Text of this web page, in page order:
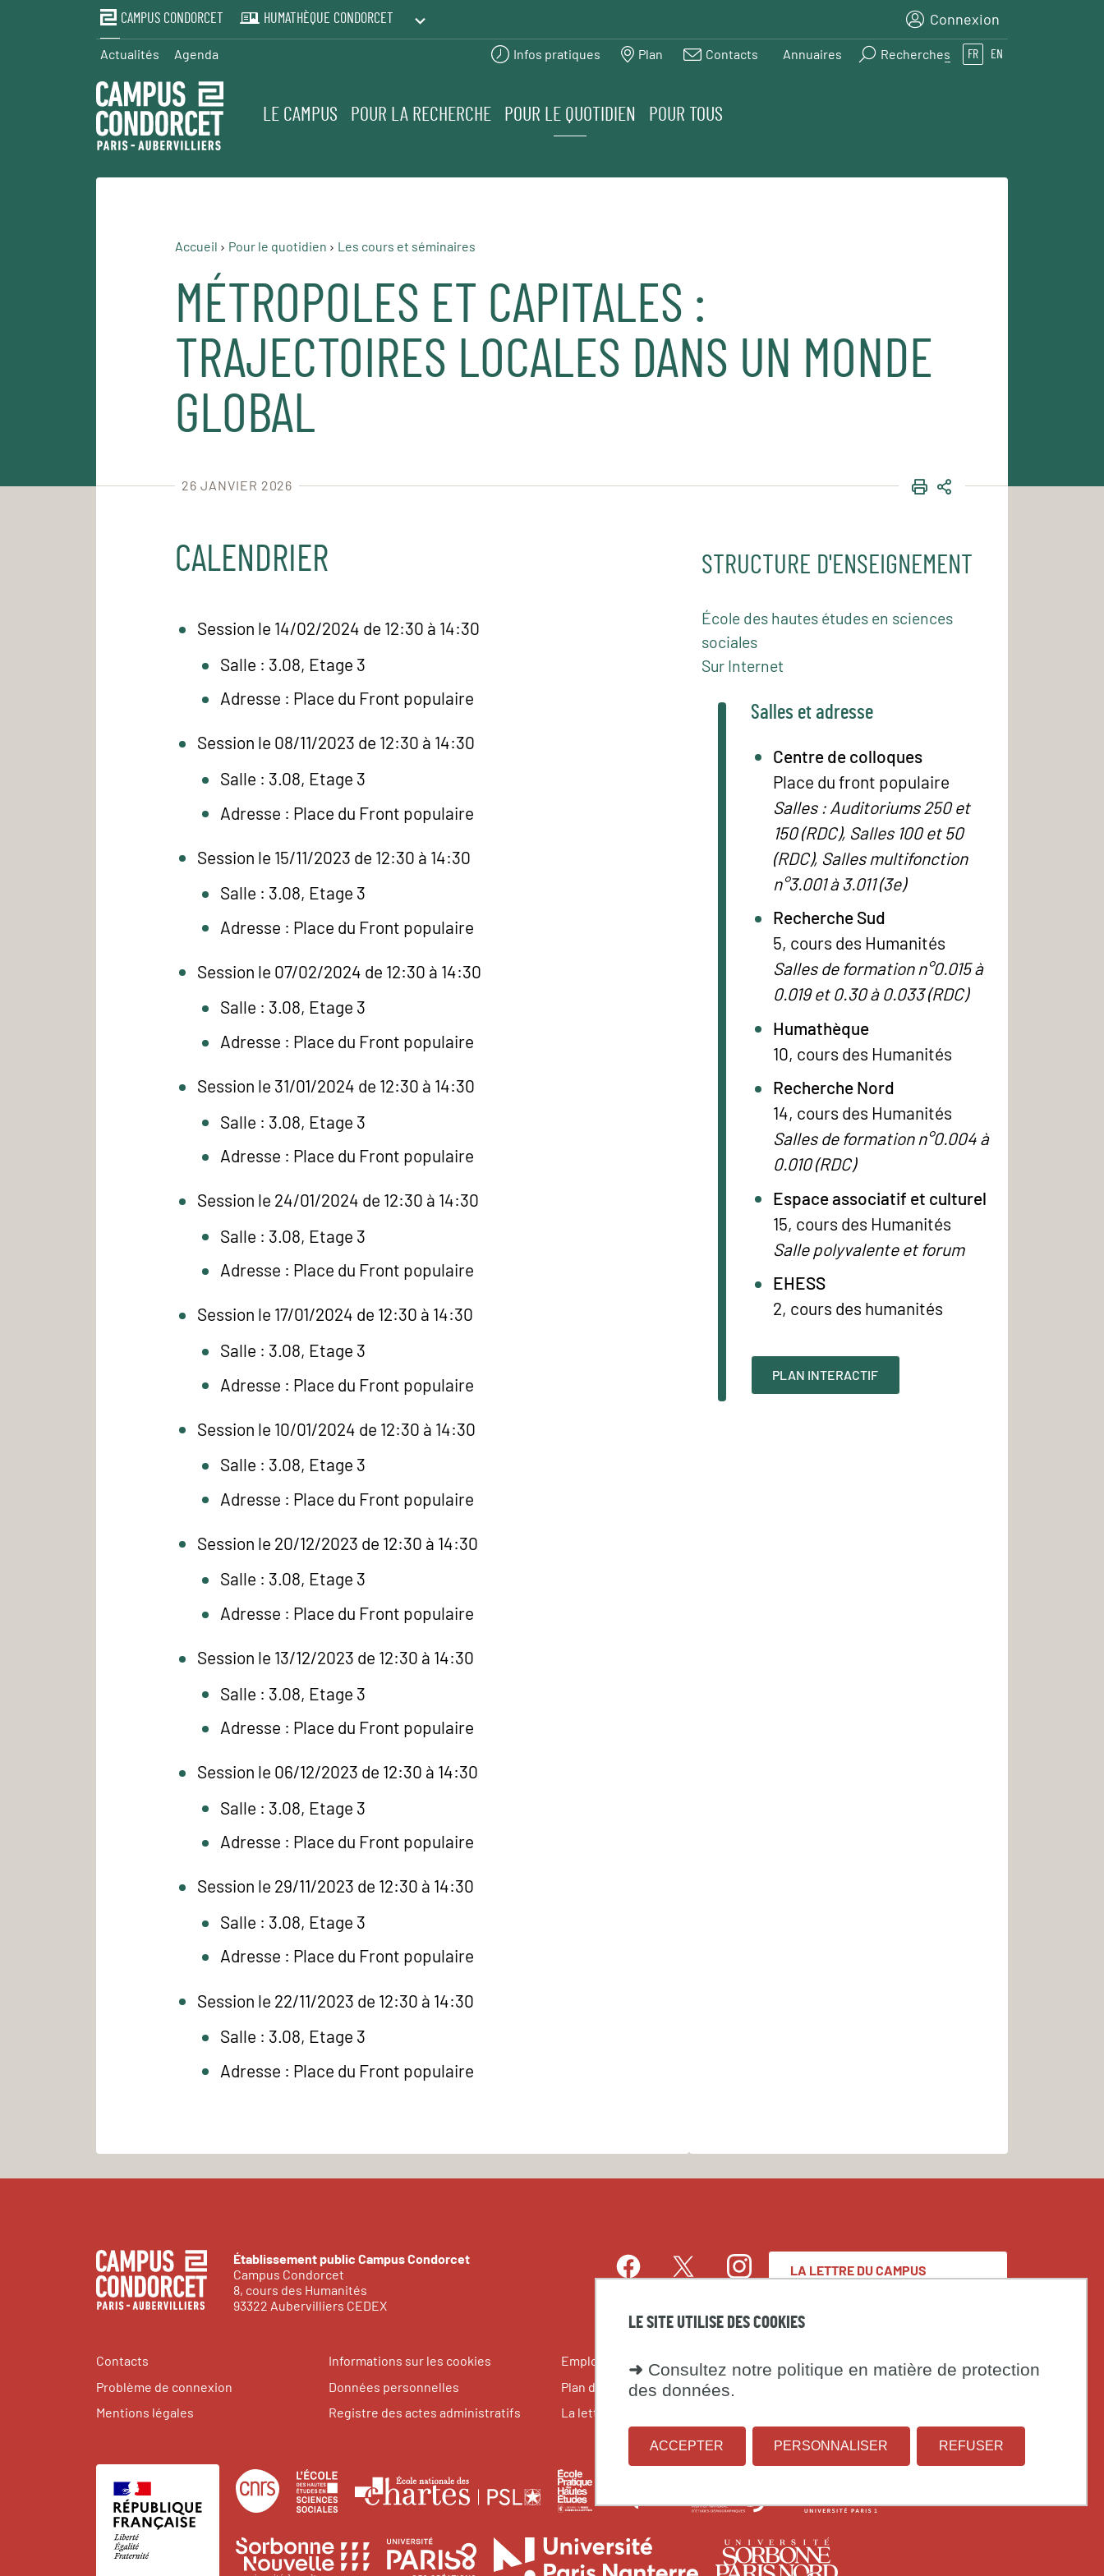
LE SITE UTILISE DES COOKIES
➜ Consultez notre politique en matière de protection
des données.
ACCEPTER REFUSER
PERSONNALISER
CAMPUS CONDORCET HUMATHÈQUE CONDORCET
PRINTEMPS DES HUMANITÉS
Connexion
Actualités Agenda Infos pratiques Plan Contacts Annuaires Recherches FR EN
LE CAMPUS POUR LA RECHERCHE POUR LE QUOTIDIEN POUR TOUS
Accueil Pour le quotidien Les cours et séminaires
MÉTROPOLES ET CAPITALES :
TRAJECTOIRES LOCALES DANS UN MONDE
GLOBAL
26 JANVIER 2026 IMPRIMER
PARTAGER
CALENDRIER
Session le 14/02/2024 de 12:30 à 14:30
Salle : 3.08, Etage 3
Adresse : Place du Front populaire
Session le 08/11/2023 de 12:30 à 14:30
Salle : 3.08, Etage 3
Adresse : Place du Front populaire
Session le 15/11/2023 de 12:30 à 14:30
Salle : 3.08, Etage 3
Adresse : Place du Front populaire
Session le 07/02/2024 de 12:30 à 14:30
Salle : 3.08, Etage 3
Adresse : Place du Front populaire
Session le 31/01/2024 de 12:30 à 14:30
Salle : 3.08, Etage 3
Adresse : Place du Front populaire
Session le 24/01/2024 de 12:30 à 14:30
Salle : 3.08, Etage 3
Adresse : Place du Front populaire
Session le 17/01/2024 de 12:30 à 14:30
Salle : 3.08, Etage 3
Adresse : Place du Front populaire
Session le 10/01/2024 de 12:30 à 14:30
Salle : 3.08, Etage 3
Adresse : Place du Front populaire
Session le 20/12/2023 de 12:30 à 14:30
Salle : 3.08, Etage 3
Adresse : Place du Front populaire
Session le 13/12/2023 de 12:30 à 14:30
Salle : 3.08, Etage 3
Adresse : Place du Front populaire
Session le 06/12/2023 de 12:30 à 14:30
Salle : 3.08, Etage 3
Adresse : Place du Front populaire
Session le 29/11/2023 de 12:30 à 14:30
Salle : 3.08, Etage 3
Adresse : Place du Front populaire
Session le 22/11/2023 de 12:30 à 14:30
Salle : 3.08, Etage 3
Adresse : Place du Front populaire
STRUCTURE D'ENSEIGNEMENT
École des hautes études en sciences
sociales
Sur Internet
Salles et adresse
Centre de colloques
Place du front populaire
Salles : Auditoriums 250 et
150 (RDC), Salles 100 et 50
(RDC), Salles multifonction
n°3.001 à 3.011 (3e)
Recherche Sud
5, cours des Humanités
Salles de formation n°0.015 à
0.019 et 0.30 à 0.033 (RDC)
Humathèque
10, cours des Humanités
Recherche Nord
14, cours des Humanités
Salles de formation n°0.004 à
0.010 (RDC)
Espace associatif et culturel
15, cours des Humanités
Salle polyvalente et forum
EHESS
2, cours des humanités
PLAN INTERACTIF
Établissement public Campus Condorcet
Campus Condorcet
8, cours des Humanités
93322 Aubervilliers CEDEX
FacebookTwitterInstagramLA LETTRE DU CAMPUS
Contacts
Problème de connexion
Mentions légales
Informations sur les cookies
Données personnelles
Registre des actes administratifs
Emplois et stages
Plan du site
La lettre du Campus Condorcet
Espace presse
Centre
national
la
École
des
études
École
nationale
des
chartes
École
pratique
hautes
maison
sciences
national
démographiques
Paris
Université
Université
Université